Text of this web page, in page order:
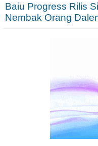
Baiu Progress Rilis
Nembak Orang